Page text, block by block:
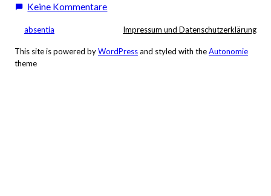
Keine Kommentarezu
Ausflug
in
absentia Impressum und Datenschutzerklärung
This site is powered byWordPressand styled with theAutonomie
theme